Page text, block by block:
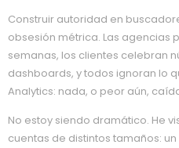
Construir autoridad en
obsesión métrica. Las agencias
semanas, los clientes celebran
dashboards, y todos ignoran lo
Analytics: nada, o peor aún,
No estoy siendo dramático. He
cuentas de distintos tamaños: